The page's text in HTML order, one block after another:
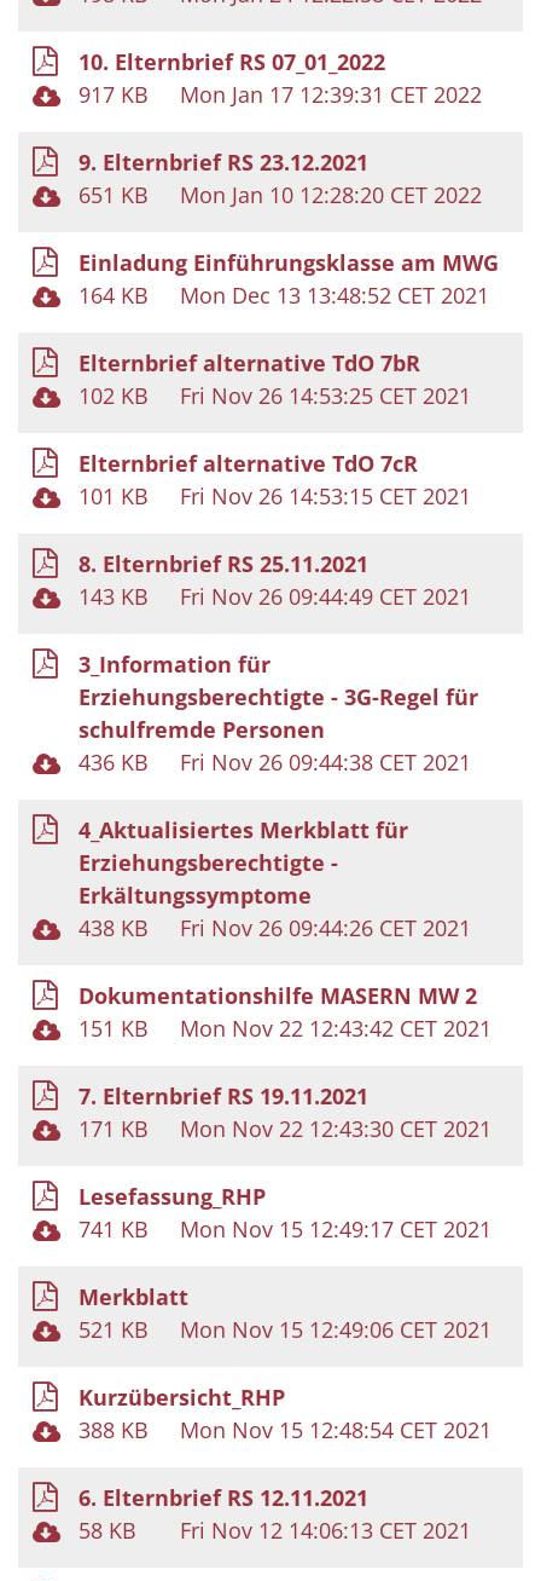
10. Elternbrief RS 07_01_2022
917 KB
Mon Jan 17 12:39:31 CET 2022
9. Elternbrief RS 23.12.2021
651 KB
Mon Jan 10 12:28:20 CET 2022
Einladung Einführungsklasse am MWG
164 KB
Mon Dec 13 13:48:52 CET 2021
Elternbrief alternative TdO 7bR
102 KB
Fri Nov 26 14:53:25 CET 2021
Elternbrief alternative TdO 7cR
101 KB
Fri Nov 26 14:53:15 CET 2021
8. Elternbrief RS 25.11.2021
143 KB
Fri Nov 26 09:44:49 CET 2021
3_Information für
Erziehungsberechtigte - 3G-Regel für
schulfremde Personen
436 KB
Fri Nov 26 09:44:38 CET 2021
4_Aktualisiertes Merkblatt für
Erziehungsberechtigte -
Erkältungssymptome
438 KB
Fri Nov 26 09:44:26 CET 2021
Dokumentationshilfe MASERN MW 2
151 KB
Mon Nov 22 12:43:42 CET 2021
7. Elternbrief RS 19.11.2021
171 KB
Mon Nov 22 12:43:30 CET 2021
Lesefassung_RHP
741 KB
Mon Nov 15 12:49:17 CET 2021
Merkblatt
521 KB
Mon Nov 15 12:49:06 CET 2021
Kurzübersicht_RHP
388 KB
Mon Nov 15 12:48:54 CET 2021
6. Elternbrief RS 12.11.2021
58 KB
Fri Nov 12 14:06:13 CET 2021